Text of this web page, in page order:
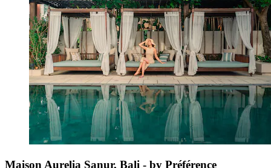
Maison Aurelia Sanur, Bali - by Préférence